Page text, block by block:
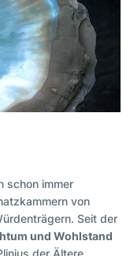
schon immer
von
Seit der
und Wohlstand
der Ältere